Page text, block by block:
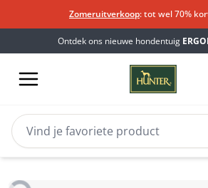
Zomeruitverkoop: tot wel 70%
Ontdek ons nieuwe hondentuig